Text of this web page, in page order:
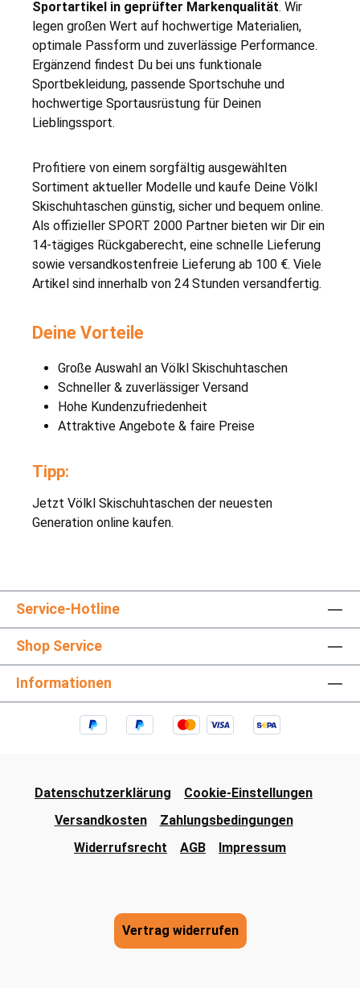
Sportartikel in geprüfter Markenqualität. Wir
legen großen Wert auf hochwertige Materialien,
optimale Passform und zuverlässige Performance.
Ergänzend findest Du bei uns funktionale
Sportbekleidung, passende Sportschuhe und
hochwertige Sportausrüstung für Deinen
Lieblingssport.
Profitiere von einem sorgfältig ausgewählten
Sortiment aktueller Modelle und kaufe Deine Völkl
Skischuhtaschen günstig, sicher und bequem online.
Als offizieller SPORT 2000 Partner bieten wir Dir ein
14-tägiges Rückgaberecht, eine schnelle Lieferung
sowie versandkostenfreie Lieferung ab 100 €. Viele
Artikel sind innerhalb von 24 Stunden versandfertig.
Deine Vorteile
Große Auswahl an Völkl Skischuhtaschen
Schneller & zuverlässiger Versand
Hohe Kundenzufriedenheit
Attraktive Angebote & faire Preise
Tipp:
Jetzt Völkl Skischuhtaschen der neuesten
Generation online kaufen.
Service-Hotline
Shop Service
Informationen
Datenschutzerklärung
Cookie-Einstellungen
Versandkosten
Zahlungsbedingungen
Widerrufsrecht
AGB Impressum
Vertrag widerrufen